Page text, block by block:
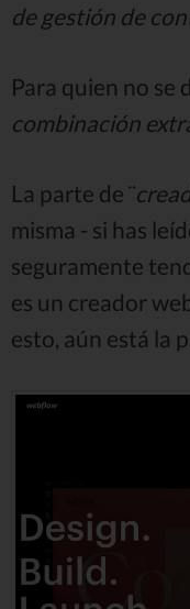
de gestión de
Para quien no se
combinación
La parte de ¨
misma - si has
seguramente
es un creador
esto, aún está la